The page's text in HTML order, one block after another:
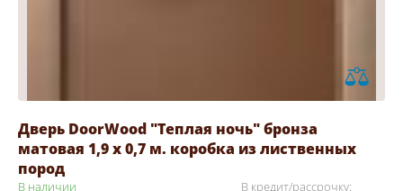
Дверь DoorWood "Теплая ночь" бронза
матовая 1,9 х 0,7 м. коробка из лиственных
пород
В наличии В кредит/рассрочку: